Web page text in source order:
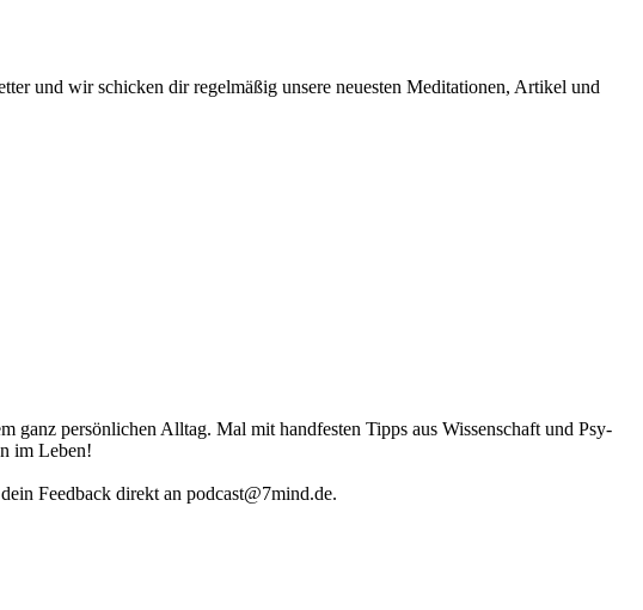
und wir schicken dir regelmäßig unsere neuesten Meditationen, Artikel und
ganz per­sön­li­chen Alltag. Mal mit hand­fes­ten Tipps aus Wis­sen­schaft und Psy­
im Leben!
Feed­back direkt an podcast@​7​mind.​de.